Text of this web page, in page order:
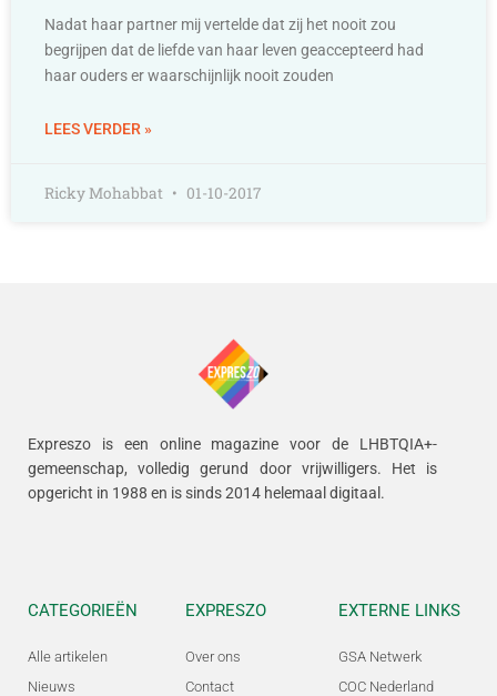
Nadat haar partner mij vertelde dat zij het nooit zou
begrijpen dat de liefde van haar leven geaccepteerd had
haar ouders er waarschijnlijk nooit zouden
LEES VERDER »
Ricky Mohabbat 01-10-2017
Expreszo is een online magazine voor de LHBTQIA+-
gemeenschap, volledig gerund door vrijwilligers. Het is
opgericht in 1988 en is sinds 2014 helemaal digitaal.
CATEGORIEËN
Alle artikelen
Nieuws
EXPRESZO
Over ons
Contact
EXTERNE LINKS
GSA Netwerk
COC Nederland